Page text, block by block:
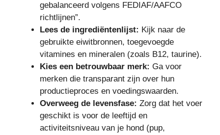
gebalanceerd volgens FEDIAF/AAFCO
richtlijnen”.
Lees de ingrediëntenlijst: Kijk naar de
gebruikte eiwitbronnen, toegevoegde
vitamines en mineralen (zoals B12, taurine).
Kies een betrouwbaar merk: Ga voor
merken die transparant zijn over hun
productieproces en voedingswaarden.
Overweeg de levensfase: Zorg dat het voer
geschikt is voor de leeftijd en
activiteitsniveau van je hond (pup,